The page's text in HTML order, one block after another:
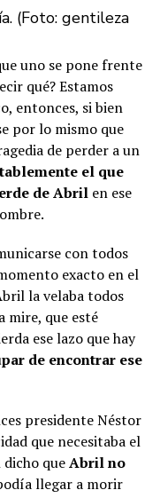
(Foto: gentileza
uno se pone frente
qué? Estamos
entonces, si bien
por lo mismo que
de perder a un
el que
de Abril en ese
con todos
exacto en el
la velaba todos
mire, que esté
ese lazo que hay
de encontrar ese
presidente Néstor
que necesitaba el
dicho queAbril no
llegar a morir